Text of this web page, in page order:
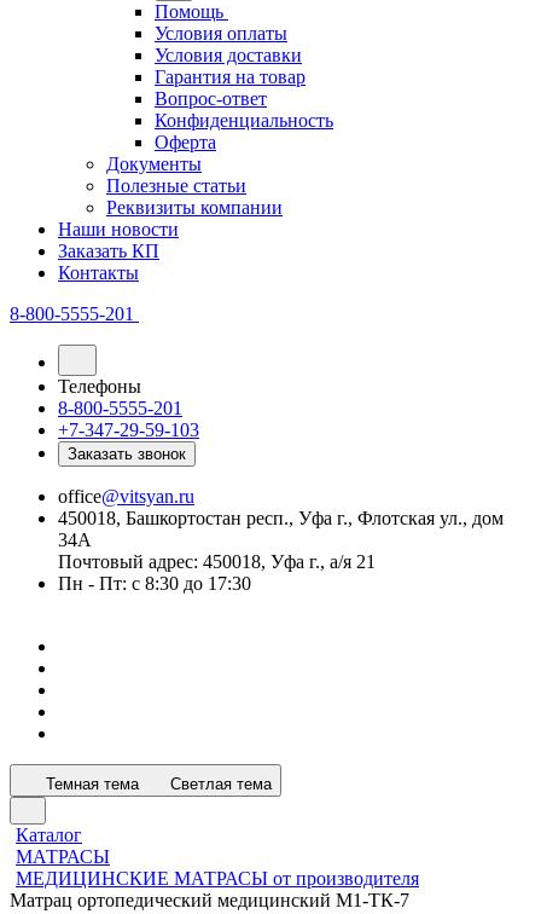
Помощь
Условия оплаты
Условия доставки
Гарантия на товар
Вопрос-ответ
Конфиденциальность
Оферта
Документы
Полезные статьи
Реквизиты компании
Наши новости
Заказать КП
Контакты
8-800-5555-201
Телефоны
8-800-5555-201
+7-347-29-59-103
Заказать звонок
office@vitsyan.ru
450018, Башкортостан респ., Уфа г., Флотская ул., дом
34А
Почтовый адрес: 450018, Уфа г., а/я 21
Пн - Пт: с 8:30 до 17:30
Темная тема Светлая тема
Каталог
МАТРАСЫ
МЕДИЦИНСКИЕ МАТРАСЫ от производителя
Матрац ортопедический медицинский М1-ТК-7